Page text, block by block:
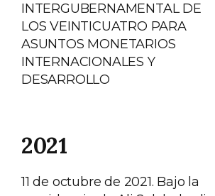
INTERGUBERNAMENTAL DE
LOS VEINTICUATRO PARA
ASUNTOS MONETARIOS
INTERNACIONALES Y
DESARROLLO
2021
11 de octubre de 2021. Bajo la